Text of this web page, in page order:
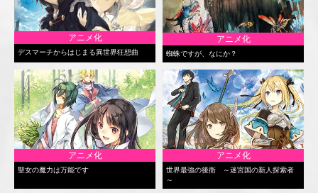
アニメ化
デスマーチからはじまる異世界狂想曲
アニメ化
蜘蛛ですが、なにか？
アニメ化
聖女の魔力は万能です
アニメ化
世界最強の後衛 ～迷宮国の新人探索者
～